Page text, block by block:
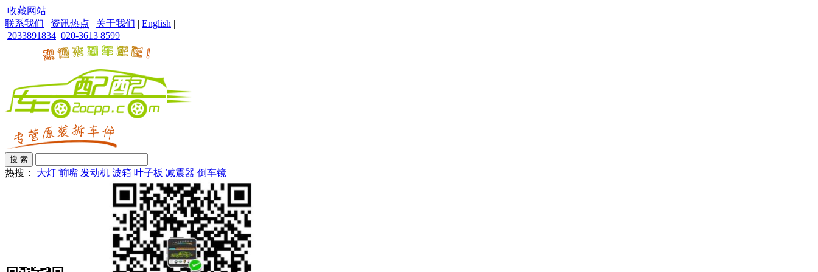
收藏网站
联系我们 | 资讯热点 | 关于我们 | English |
2033891834 020-3613 8599
热搜： 大灯 前嘴 发动机 波箱 叶子板 减震器 倒车镜